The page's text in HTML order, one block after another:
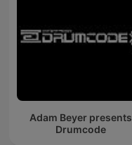
Adam Beyer presents
Drumcode